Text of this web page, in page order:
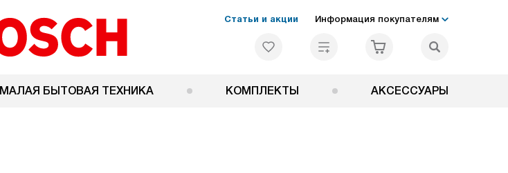
Статьи и акции Информация покупателям
МАЛАЯ БЫТОВАЯ ТЕХНИКА КОМПЛЕКТЫ АКСЕССУАРЫ